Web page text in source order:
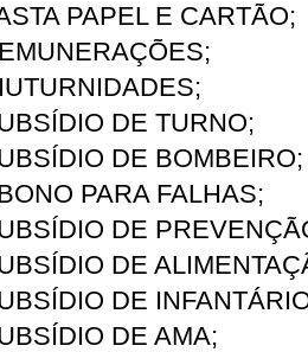
PAPEL E CARTÃO;
DE TURNO;
DE BOMBEIRO;
PARA FALHAS;
DE
DE
DE
DE AMA;